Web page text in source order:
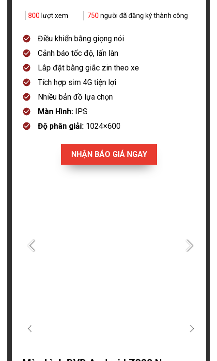
750người đã đăng ký thành công
800 lượt xem
Điều khiển bằng giọng nói
Cảnh báo tốc độ, lấn làn
Lắp đặt bằng giắc zin theo xe
Tích hợp sim 4G tiện lợi
Nhiều bản đồ lựa chọn
Màn Hình:IPS
Độ phân giải: 1024×600
NHẬN BÁO GIÁ NGAY